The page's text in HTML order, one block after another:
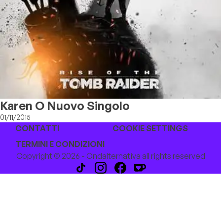
Karen O Nuovo Singolo
01/11/2015
CONTATTI
COOKIE SETTINGS
TERMINI E CONDIZIONI
Copyright © 2026 - Ondalternativa all rights reserved